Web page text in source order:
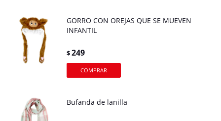
GORRO CON OREJAS QUE SE MUEVEN
INFANTIL
$249
Bufanda de lanilla